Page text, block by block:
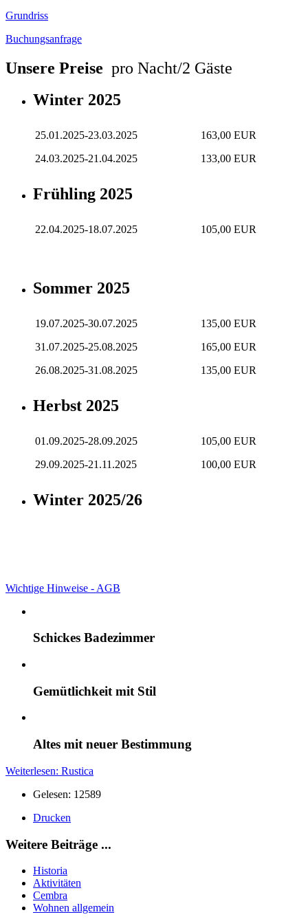
Grundriss
Buchungsanfrage
Unsere Preise pro Nacht/2 Gäste
Winter 2025
25.01.2025-23.03.2025
163,00 EUR
24.03.2025-21.04.2025
133,00 EUR
Frühling 2025
22.04.2025-18.07.2025 105,00 EUR
Sommer 2025
19.07.2025-30.07.2025
135,00 EUR
31.07.2025-25.08.2025
165,00 EUR
26.08.2025-31.08.2025
135,00 EUR
Herbst 2025
01.09.2025-28.09.2025
105,00 EUR
29.09.2025-21.11.2025
100,00 EUR
Winter 2025/26
Wichtige Hinweise - AGB
Schickes Badezimmer
Gemütlichkeit mit Stil
Altes mit neuer Bestimmung
Weiterlesen: Rustica
Gelesen: 12589
Drucken
Weitere Beiträge ...
Historia
Aktivitäten
Cembra
Wohnen allgemein